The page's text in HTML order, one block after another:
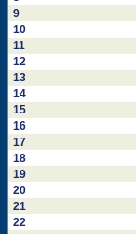
9
10
11
12
13
14
15
16
17
18
19
20
21
22